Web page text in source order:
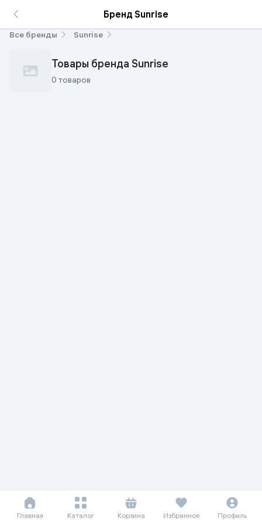
Бренд Sunrise
Все бренды Sunrise
Товары бренда Sunrise
0 товаров
Главная Каталог Корзина Избранное Профиль